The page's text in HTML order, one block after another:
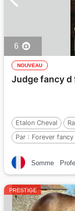
6
NOUVEAU
Judge fancy
Etalon Cheval
Par : Forever
Somme
PRESTIGE